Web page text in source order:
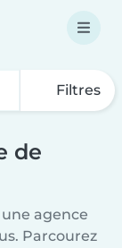
Filtres
de
agence
Parcourez